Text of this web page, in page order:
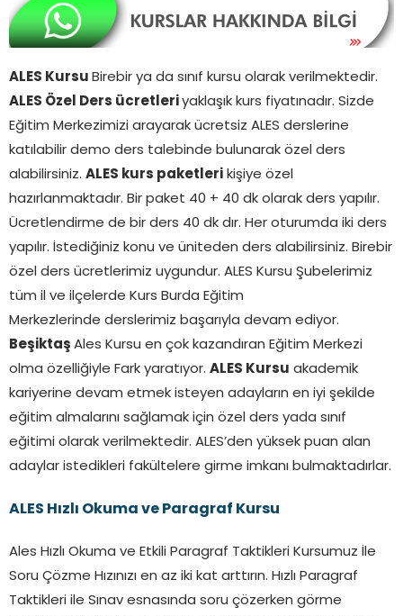
ALES Kursu Birebir ya da sınıf kursu olarak verilmektedir.
ALES Özel Ders ücretleri yaklaşık kurs fiyatınadır. Sizde
Eğitim Merkezimizi arayarak ücretsiz ALES derslerine
katılabilir demo ders talebinde bulunarak özel ders
alabilirsiniz. ALES kurs paketleri kişiye özel
hazırlanmaktadır. Bir paket 40 + 40 dk olarak ders yapılır.
Ücretlendirme de bir ders 40 dk dır. Her oturumda iki ders
yapılır. İstediğiniz konu ve üniteden ders alabilirsiniz. Birebir
özel ders ücretlerimiz uygundur. ALES Kursu Şubelerimiz
tüm il ve ilçelerde Kurs Burda Eğitim
Merkezlerinde derslerimiz başarıyla devam ediyor.
Beşiktaş Ales Kursu en çok kazandıran Eğitim Merkezi
olma özelliğiyle Fark yaratıyor. ALES Kursu akademik
kariyerine devam etmek isteyen adayların en iyi şekilde
eğitim almalarını sağlamak için özel ders yada sınıf
eğitimi olarak verilmektedir. ALES’den yüksek puan alan
adaylar istedikleri fakültelere girme imkanı bulmaktadırlar.
ALES Hızlı Okuma ve Paragraf Kursu
Ales Hızlı Okuma ve Etkili Paragraf Taktikleri Kursumuz İle
Soru Çözme Hızınızı en az iki kat arttırın. Hızlı Paragraf
Taktikleri ile Sınav esnasında soru çözerken görme